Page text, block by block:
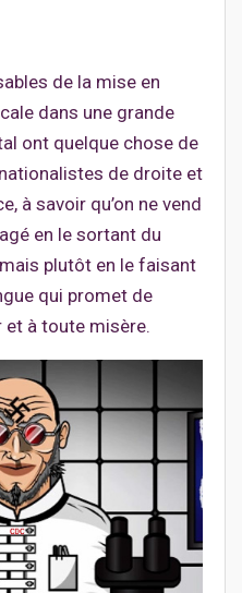
de la mise en
dans une grande
ont quelque chose de
de droite et
à savoir qu’on ne vend
en le sortant du
plutôt en le faisant
qui promet de
à toute misère.